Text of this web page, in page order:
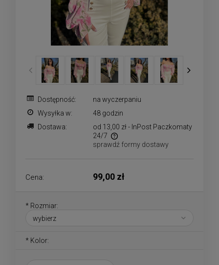
Dostępność:
na wyczerpaniu
Wysyłka w:
48 godzin
Dostawa:
od 13,00 zł - InPost Paczkomaty
24/7
Cena nie zawiera ewentualnych kosztów płatności
sprawdź formy dostawy
Cena: 99,00 zł
* Rozmiar:
* Kolor: